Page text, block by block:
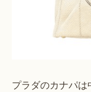
プラダのカナパは